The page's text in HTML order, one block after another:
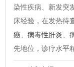
染性疾病、新发突
床经验，在发热待
癌
病毒性肝炎
先地位，诊疗水平